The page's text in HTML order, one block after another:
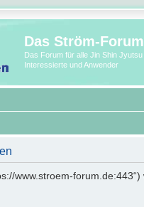
Das Ström-Forum
Das Forum für alle Jin Shin Jyutsu
Interessierte und Anwender
www.stroem-